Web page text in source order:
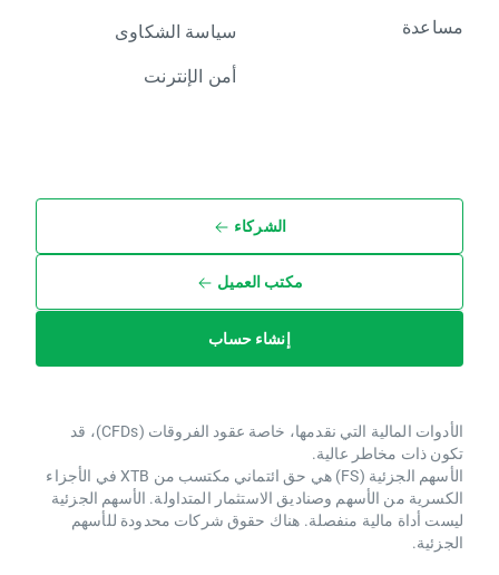
مساعدة
سياسة الشكاوى
أمن الإنترنت
الشركاء
مكتب العميل
إنشاء حساب
الأدوات المالية التي نقدمها، خاصة عقود الفروقات (CFDs)، قد
تكون ذات مخاطر عالية.
الأسهم الجزئية (FS) هي حق ائتماني مكتسب من XTB ​​في الأجزاء
الكسرية من الأسهم وصناديق الاستثمار المتداولة. الأسهم الجزئية
ليست أداة مالية منفصلة. هناك حقوق شركات محدودة للأسهم
الجزئية.